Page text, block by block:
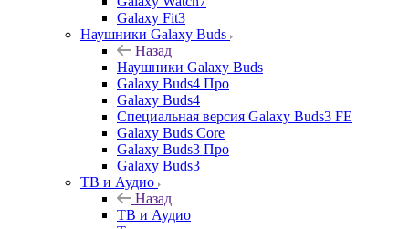
Galaxy Fit3
Наушники Galaxy Buds
Назад
Наушники Galaxy Buds
Galaxy Buds4 Про
Galaxy Buds4
Специальная версия Galaxy Buds3 FE
Galaxy Buds Core
Galaxy Buds3 Про
Galaxy Buds3
ТВ и Аудио
Назад
ТВ и Аудио